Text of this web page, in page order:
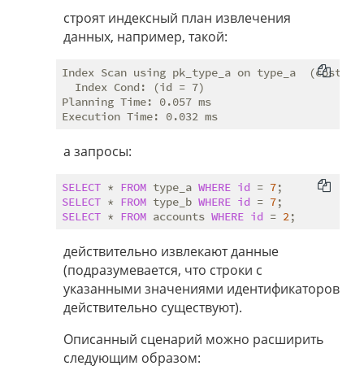
строят индексный план извлечения
данных, например, такой:
Index Scan using pk_type_a on type_a
  Index Cond: (id = 7)
Planning Time: 0.057 ms
а запросы:
SELECT * FROM type_a WHERE id = 7
SELECT * FROM type_b WHERE id = 7
SELECT * FROM accounts WHERE id = 2
действительно извлекают данные
(подразумевается, что строки с
указанными значениями идентификаторов
действительно существуют).
Описанный сценарий можно расширить
следующим образом: